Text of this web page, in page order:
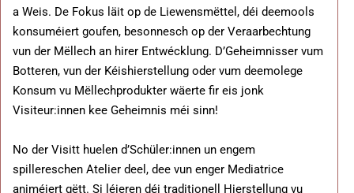
a Weis. De Fokus läit op de Liewensmëttel, déi deemools
konsuméiert goufen, besonnesch op der Veraarbechtung
vun der Mëllech an hirer Entwécklung. D’Geheimnisser vum
Botteren, vun der Kéishierstellung oder vum deemolege
Konsum vu Mëllechprodukter wäerte fir eis jonk
Visiteur:innen kee Geheimnis méi sinn!
No der Visitt huelen d’Schüler:innen un engem
spillereschen Atelier deel, dee vun enger Mediatrice
animéiert gëtt. Si léieren déi traditionell Hierstellung vu